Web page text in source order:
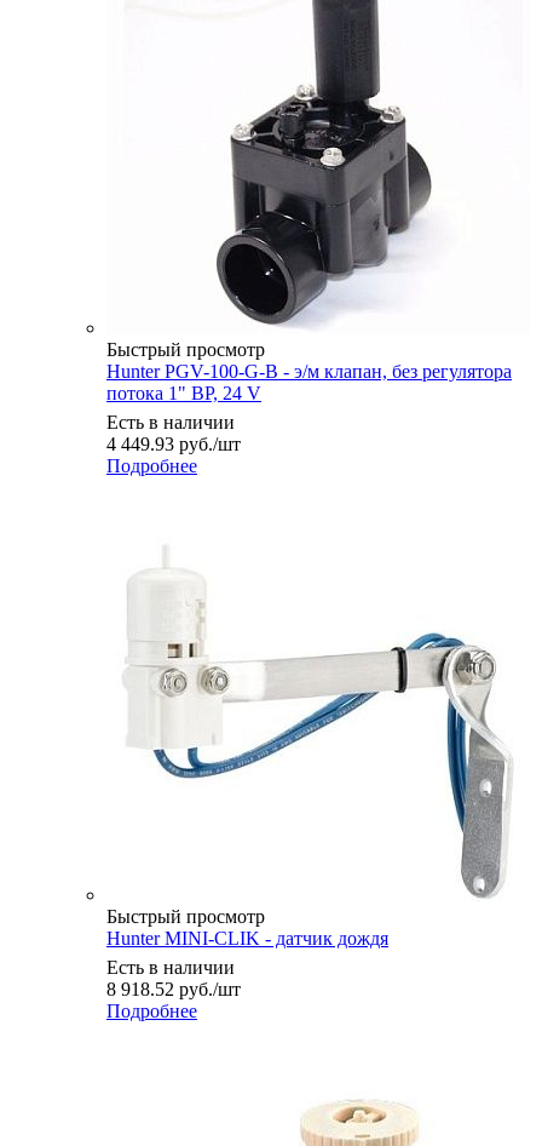
Быстрый просмотр
Hunter PGV-100-G-B - э/м клапан, без регулятора
потока 1" ВР, 24 V
Есть в наличии
4 449.93 руб./шт
Подробнее
Быстрый просмотр
Hunter MINI-CLIK - датчик дождя
Есть в наличии
8 918.52 руб./шт
Подробнее